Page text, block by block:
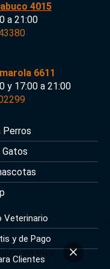
4015
a 21:00
6611
y 17:00 a 21:00
Perros
Veterinario
y de Pago
Clientes
en vivo